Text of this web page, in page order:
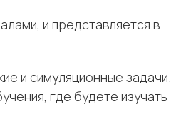
и представляется в
и симуляционные задачи.
где будете изучать